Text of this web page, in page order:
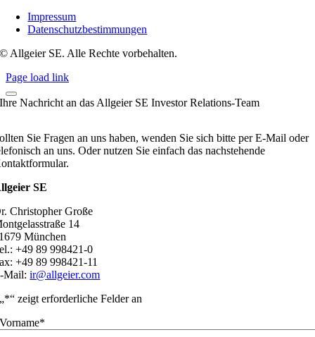
Impressum
Datenschutzbestimmungen
© Allgeier SE. Alle Rechte vorbehalten.
Page load link
Ihre Nachricht an das Allgeier SE Investor Relations-Team
Sie Fragen an uns haben, wenden Sie sich bitte per E-Mail oder
an uns. Oder nutzen Sie einfach das nachstehende
SE
Christopher Große
14
München
+49 89 998421-0
+49 89 998421-11
Mail:ir@allgeier.com
„*“ zeigt erforderliche Felder an
Vorname*